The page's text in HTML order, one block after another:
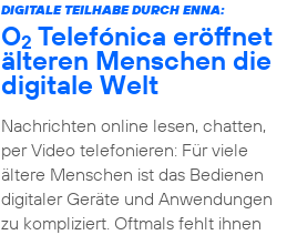
DIGITALE TEILHABE DURCH ENNA:
O2 Telefónica eröffnet
älteren Menschen die
digitale Welt
Nachrichten online lesen, chatten,
per Video telefonieren: Für viele
ältere Menschen ist das Bedienen
digitaler Geräte und Anwendungen
zu kompliziert. Oftmals fehlt ihnen